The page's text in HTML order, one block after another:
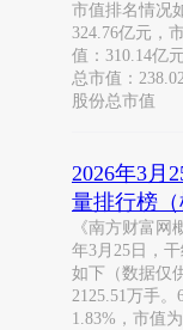
市值排名情况
324.76亿元，
值：310.14亿
总市值：
股份总市值
2026年3月
量排行榜（
《南方财富网
年3月25日，
如下（数据仅
2125.51万手
1.83%，市值